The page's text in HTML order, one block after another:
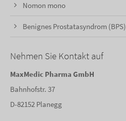
Nomon mono
Benignes Prostatasyndrom (BPS)
Nehmen Sie Kontakt auf
MaxMedic Pharma GmbH
Bahnhofstr. 37
D-82152 Planegg